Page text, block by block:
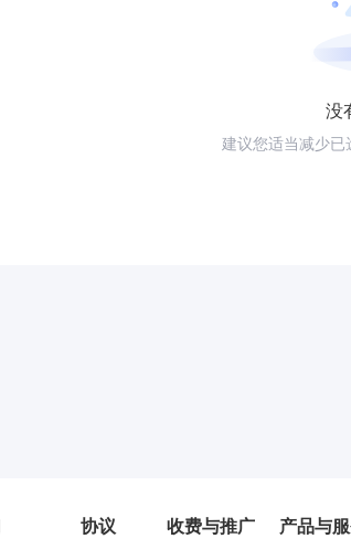
没
建议您适当减少已
协议 收费与推广 产品与